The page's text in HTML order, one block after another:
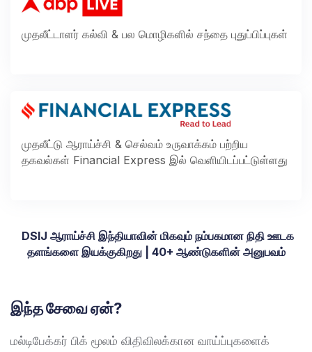
முதலீட்டாளர் கல்வி & பல மொழிகளில் சந்தை புதுப்பிப்புகள்
முதலீட்டு ஆராய்ச்சி & செல்வம் உருவாக்கம் பற்றிய
தகவல்கள் Financial Express இல் வெளியிடப்பட்டுள்ளது​
DSIJ ஆராய்ச்சி இந்தியாவின் மிகவும் நம்பகமான நிதி ஊடக
தளங்களை இயக்குகிறது | 40+ ஆண்டுகளின் அனுபவம்
இந்த சேவை ஏன்?
மல்டிபேக்கர் பிக் மூலம் விதிவிலக்கான வாய்ப்புகளைக்